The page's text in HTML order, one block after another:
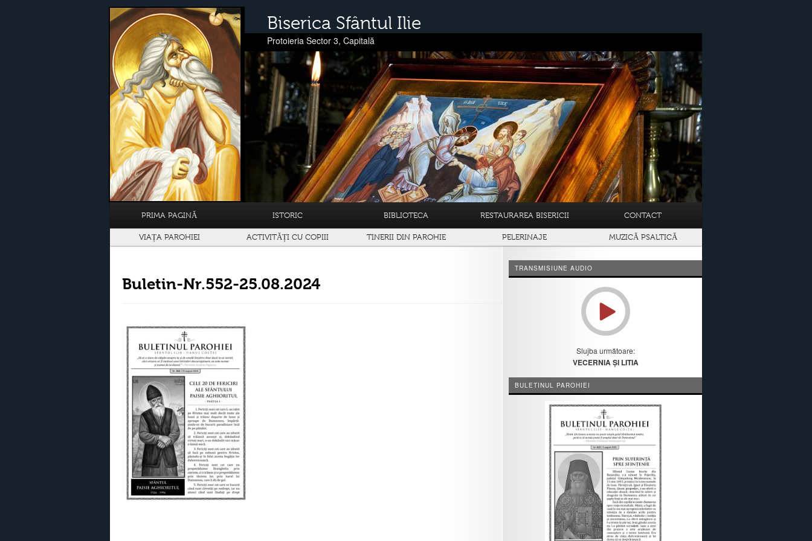
Biserica Sfântul Ilie
Protoieria Sector 3, Capitală
PRIMA PAGINĂ ISTORIC BIBLIOTECA RESTAURAREA BISERICII CONTACT
VIAȚA PAROHIEI ACTIVITĂȚI CU COPIII TINERII DIN PAROHIE PELERINAJE MUZICĂ PSALTICĂ
Buletin-Nr.552-25.08.2024
TRANSMISIUNE AUDIO
Slujba următoare:
VECERNIA ȘI LITIA
BULETINUL PAROHIEI